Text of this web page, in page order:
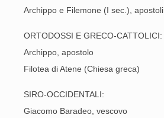
Archippo e Filemone (I sec.), apostoli
ORTODOSSI E GRECO-CATTOLICI:
Archippo, apostolo
Filotea di Atene (Chiesa greca)
SIRO-OCCIDENTALI:
Giacomo Baradeo, vescovo